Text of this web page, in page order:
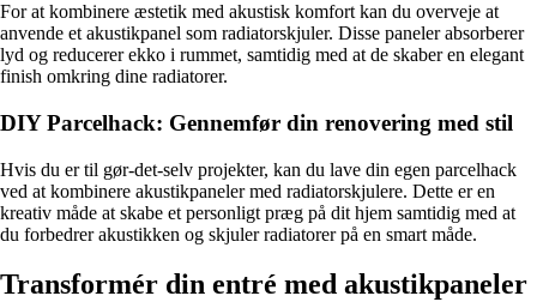
For at kombinere æstetik med akustisk komfort kan du overveje at
anvende et akustikpanel som radiatorskjuler. Disse paneler absorberer
lyd og reducerer ekko i rummet, samtidig med at de skaber en elegant
finish omkring dine radiatorer.
DIY Parcelhack: Gennemfør din renovering med stil
Hvis du er til gør-det-selv projekter, kan du lave din egen parcelhack
ved at kombinere akustikpaneler med radiatorskjulere. Dette er en
kreativ måde at skabe et personligt præg på dit hjem samtidig med at
du forbedrer akustikken og skjuler radiatorer på en smart måde.
Transformér din entré med akustikpaneler